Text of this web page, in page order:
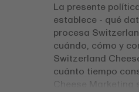
La presente
establece - qué
procesa
cuándo, cómo y
Switzerland
cuánto tiempo
Cheese Marketing